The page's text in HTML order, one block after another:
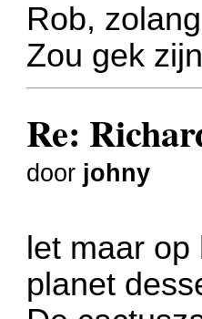
Rob,
Zou gek
Re:
door johny
let maar
planet